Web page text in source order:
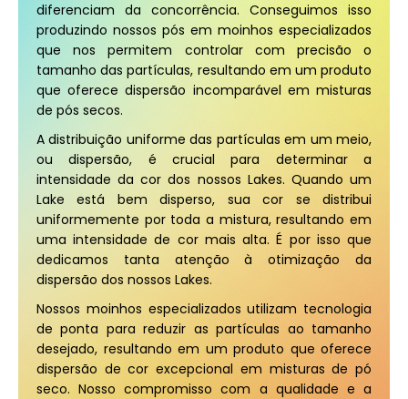
diferenciam da concorrência. Conseguimos isso
produzindo nossos pós em moinhos especializados
que nos permitem controlar com precisão o
tamanho das partículas, resultando em um produto
que oferece dispersão incomparável em misturas
de pós secos.
A distribuição uniforme das partículas em um meio,
ou dispersão, é crucial para determinar a
intensidade da cor dos nossos Lakes. Quando um
Lake está bem disperso, sua cor se distribui
uniformemente por toda a mistura, resultando em
uma intensidade de cor mais alta. É por isso que
dedicamos tanta atenção à otimização da
dispersão dos nossos Lakes.
Nossos moinhos especializados utilizam tecnologia
de ponta para reduzir as partículas ao tamanho
desejado, resultando em um produto que oferece
dispersão de cor excepcional em misturas de pó
seco. Nosso compromisso com a qualidade e a